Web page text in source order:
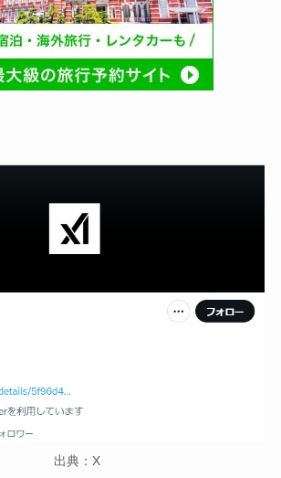
出典：X